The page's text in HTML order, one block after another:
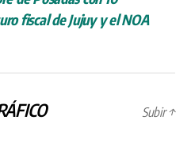
fiscal de Jujuy y el NOA
Subir↑